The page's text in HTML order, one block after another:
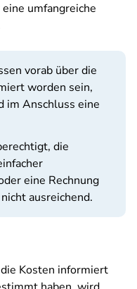
umfangreiche
vorab über die
worden sein,
im Anschluss eine
die
eine Rechnung
ausreichend.
Kosten informiert